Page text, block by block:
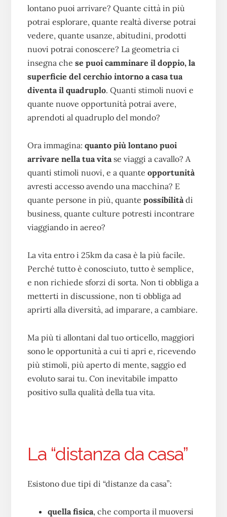
lontano puoi arrivare? Quante città in più
potrai esplorare, quante realtà diverse potrai
vedere, quante usanze, abitudini, prodotti
nuovi potrai conoscere? La geometria ci
insegna che se puoi camminare il doppio, la
superficie del cerchio intorno a casa tua
diventa il quadruplo. Quanti stimoli nuovi e
quante nuove opportunità potrai avere,
aprendoti al quadruplo del mondo?
Ora immagina: quanto più lontano puoi
arrivare nella tua vita se viaggi a cavallo? A
quanti stimoli nuovi, e a quante opportunità
avresti accesso avendo una macchina? E
quante persone in più, quante possibilitàdi
business, quante culture potresti incontrare
viaggiando in aereo?
La vita entro i 25km da casa è la più facile.
Perché tutto è conosciuto, tutto è semplice,
e non richiede sforzi di sorta. Non ti obbliga a
metterti in discussione, non ti obbliga ad
aprirti alla diversità, ad imparare, a cambiare.
Ma più ti allontani dal tuo orticello, maggiori
sono le opportunità a cui ti apri e, ricevendo
più stimoli, più aperto di mente, saggio ed
evoluto sarai tu. Con inevitabile impatto
positivo sulla qualità della tua vita.
La “distanza da casa”
Esistono due tipi di “distanze da casa”:
quella fisica, che comporta il muoversi